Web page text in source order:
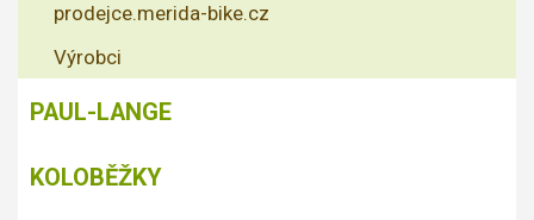
prodejce.merida-bike.cz
Výrobci
PAUL-LANGE
KOLOBĚŽKY